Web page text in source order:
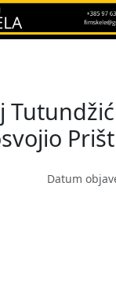
Datum